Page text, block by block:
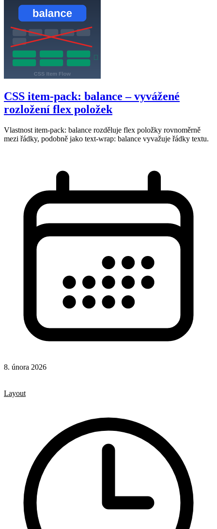
CSS item-pack: balance – vyvážené
rozložení flex položek
Vlastnost item-pack: balance rozděluje flex položky rovnoměrně
mezi řádky, podobně jako text-wrap: balance vyvažuje řádky textu.
8. února 2026
Layout